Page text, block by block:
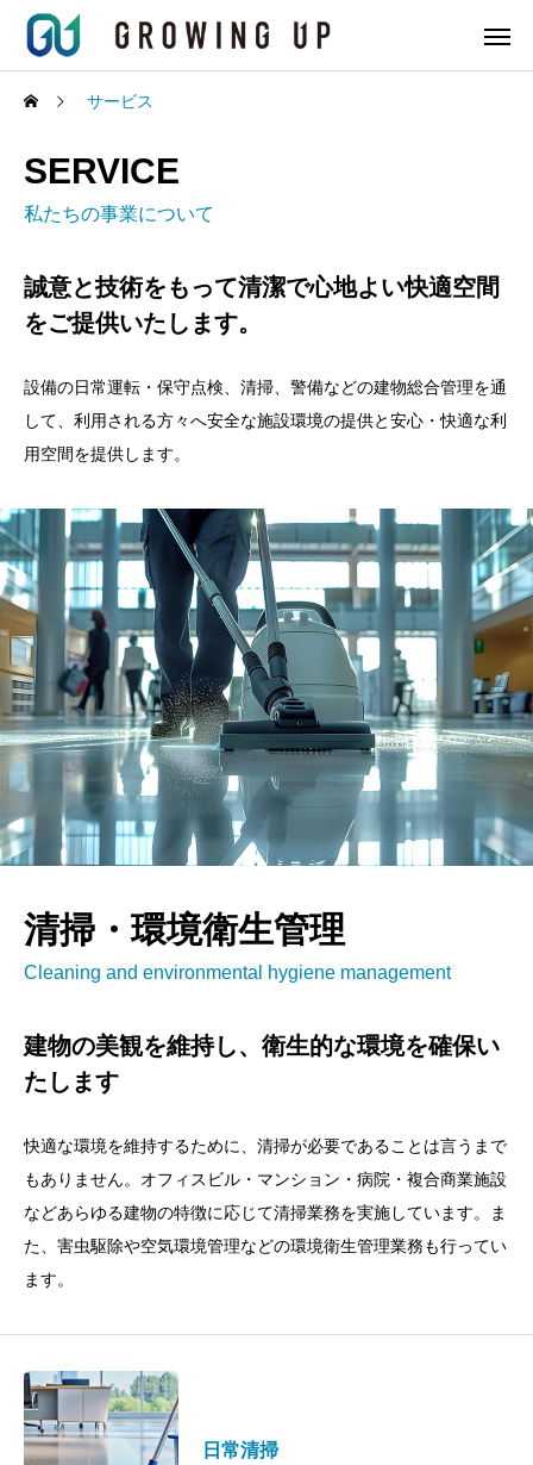
サービス
SERVICE
私たちの事業について
誠意と技術をもって清潔で心地よい快適空間
をご提供いたします。
設備の日常運転・保守点検、清掃、警備などの建物総合管理を通
して、利用される方々へ安全な施設環境の提供と安心・快適な利
用空間を提供します。
清掃・環境衛生管理
Cleaning and environmental hygiene management
建物の美観を維持し、衛生的な環境を確保い
たします
快適な環境を維持するために、清掃が必要であることは言うまで
もありません。オフィスビル・マンション・病院・複合商業施設
などあらゆる建物の特徴に応じて清掃業務を実施しています。ま
た、害虫駆除や空気環境管理などの環境衛生管理業務も行ってい
ます。
日常清掃